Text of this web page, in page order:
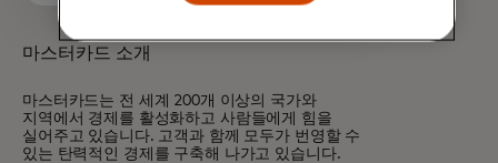
마스터카드 소개
마스터카드는 전 세계 200개 이상의 국가와
지역에서 경제를 활성화하고 사람들에게 힘을
실어주고 있습니다. 고객과 함께 모두가 번영할 수
있는 탄력적인 경제를 구축해 나가고 있습니다.